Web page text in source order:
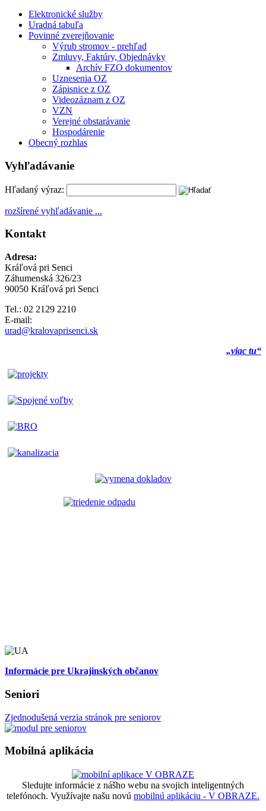
Elektronické služby
Uradná tabuľa
Povinné zverejňovanie
Výrub stromov - prehľad
Zmluvy, Faktúry, Objednávky
Archív FZO dokumentov
Uznesenia OZ
Zápisnice z OZ
Videozáznam z OZ
VZN
Verejné obstarávanie
Hospodárenie
Obecný rozhlas
Vyhľadávanie
Hľadaný výraz:
rozšírené vyhľadávanie ...
Kontakt
Adresa:
Kráľová pri Senci
Záhumenská 326/23
90050 Kráľová pri Senci
Tel.: 02 2129 2210
E-mail:
urad@kralovaprisenci.sk
„viac tu“
Informácie pre Ukrajinských občanov
Seniori
Zjednodušená verzia stránok pre seniorov
Mobilná aplikácia
Sledujte informácie z nášho webu na svojich inteligentných
telefónoch. Využívajte našu novú mobilnú aplikáciu - V OBRAZE.